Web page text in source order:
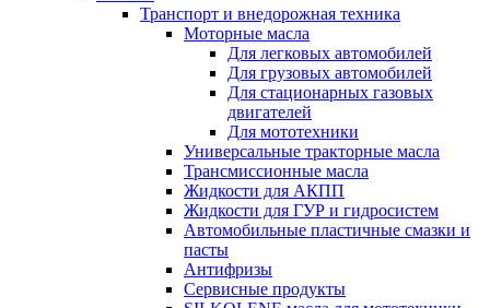
Транспорт и внедорожная техника
Моторные масла
Для легковых автомобилей
Для грузовых автомобилей
Для стационарных газовых
двигателей
Для мототехники
Универсальные тракторные масла
Трансмиссионные масла
Жидкости для АКПП
Жидкости для ГУР и гидросистем
Автомобильные пластичные смазки и
пасты
Антифризы
Сервисные продукты